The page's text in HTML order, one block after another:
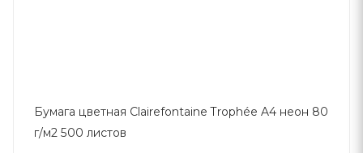
Бумага цветная Clairefontaine Trophée A4 неон 80
г/м2 500 листов